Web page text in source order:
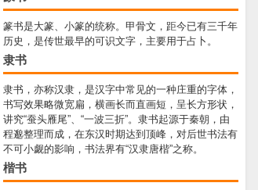
篆书是大篆、小篆的统称。甲骨文，距今已有三千年
历史，是传世最早的可识文字，主要用于占卜。
隶书
隶书，亦称汉隶，是汉字中常见的一种庄重的字体，
书写效果略微宽扁，横画长而直画短，呈长方形状，
讲究“蚕头雁尾”、“一波三折”。隶书起源于秦朝，由
程邈整理而成，在东汉时期达到顶峰，对后世书法有
不可小觑的影响，书法界有“汉隶唐楷”之称。
楷书